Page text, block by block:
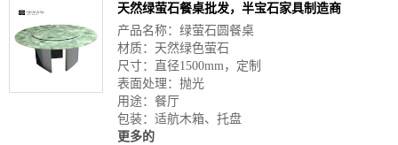
天然绿萤石餐桌批发，半宝石家具制造商
产品名称：绿萤石圆餐桌
材质：天然绿色萤石
尺寸：直径1500mm，定制
表面处理：抛光
用途：餐厅
包装：适航木箱、托盘
更多的